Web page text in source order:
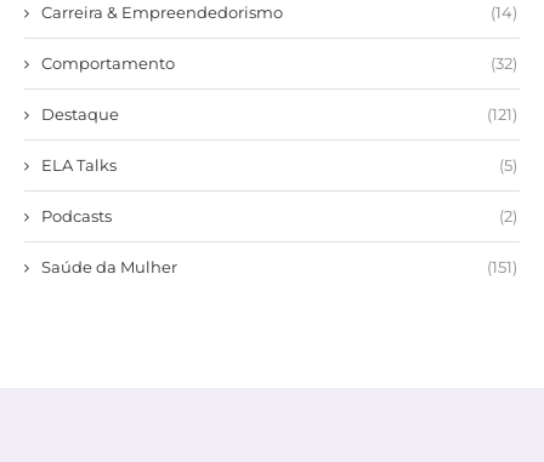
Carreira & Empreendedorismo (14)
Comportamento (32)
Destaque (121)
ELA Talks (5)
Podcasts (2)
Saúde da Mulher (151)